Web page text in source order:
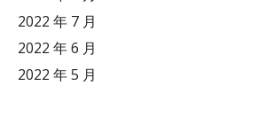
2022 年 7 月
2022 年 6 月
2022 年 5 月